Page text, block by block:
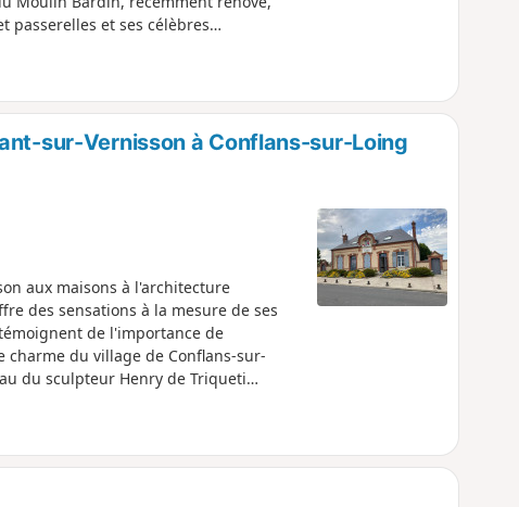
passerelles et ses célèbres
sur-Vernisson à Conflans-sur-Loing
aux maisons à l'architecture
des sensations à la mesure de ses
de l'importance de
charme du village de Conflans-sur-
du sculpteur Henry de Triqueti